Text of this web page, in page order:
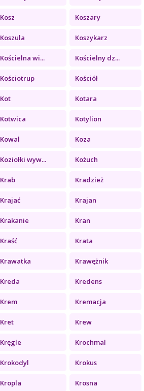
Kosz Koszary
Koszula Koszykarz
Kościelna wi... Kościelny dz...
Kościotrup Kościół
Kot Kotara
Kotwica Kotylion
Kowal Koza
Koziołki wyw... Kożuch
Krab Kradzież
Krajać Krajan
Krakanie Kran
Kraść Krata
Krawatka Krawężnik
Kreda Kredens
Krem Kremacja
Kret Krew
Kręgle Krochmal
Krokodyl Krokus
Kropla Krosna